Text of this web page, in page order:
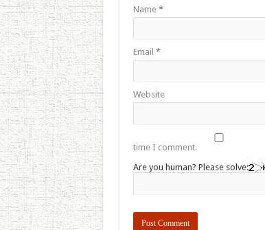
Name *
Email *
Website
time I comment.
Are you human? Please solve: